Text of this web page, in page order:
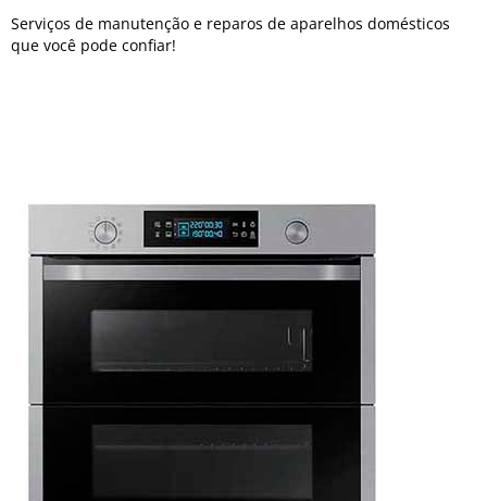
Serviços de manutenção e reparos de aparelhos domésticos
que você pode confiar!